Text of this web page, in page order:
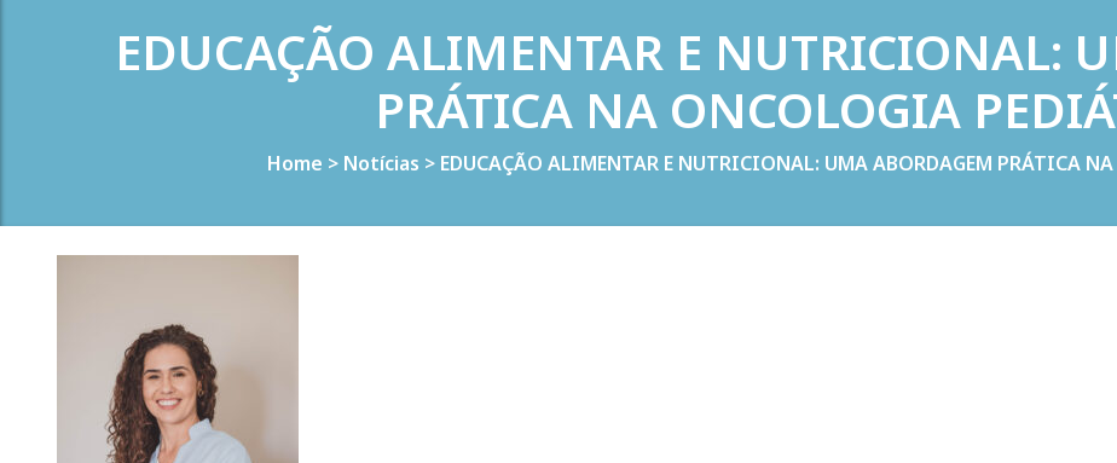
EDUCAÇÃO ALIMENTAR E NUTRICIONAL:
PRÁTICA NA ONCOLOGIA
Home > Notícias > EDUCAÇÃO ALIMENTAR E NUTRICIONAL: UMA ABORDAGEM PRÁTICA